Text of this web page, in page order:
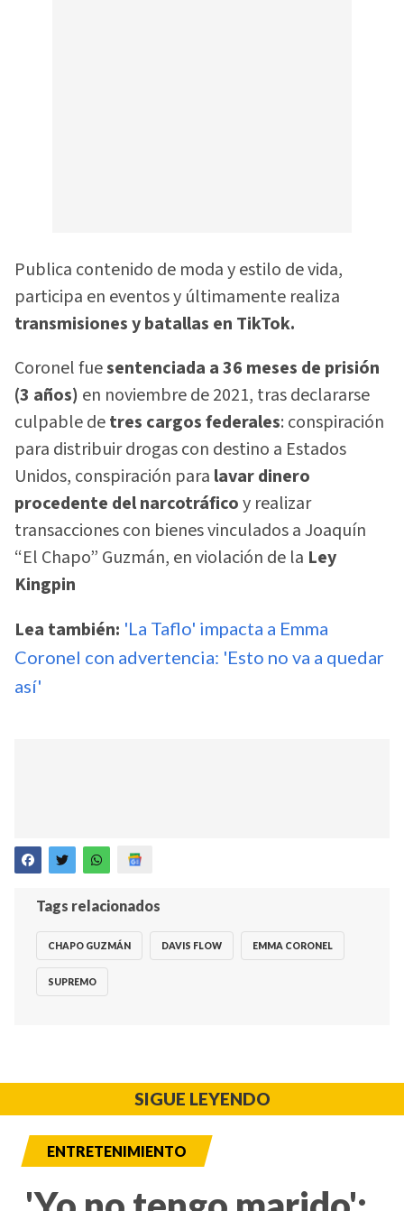
Publica contenido de moda y estilo de vida,
participa en eventos y últimamente realiza
transmisiones y batallas en TikTok.
Coronel fuesentenciada a 36 meses de prisión
(3 años) en noviembre de 2021, tras declararse
culpable detres cargos federales: conspiración
para distribuir drogas con destino a Estados
Unidos, conspiración para lavar dinero
procedente del narcotráficoy realizar
transacciones con bienes vinculados a Joaquín
“El Chapo” Guzmán, en violación de la Ley
Kingpin
Lea también: 'La Taflo' impacta a Emma
Coronel con advertencia: 'Esto no va a quedar
así'
Tags relacionados
CHAPO GUZMÁN DAVIS FLOW EMMA CORONEL
SUPREMO
SIGUE LEYENDO
ENTRETENIMIENTO